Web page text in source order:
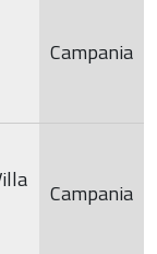
Campania
Campania